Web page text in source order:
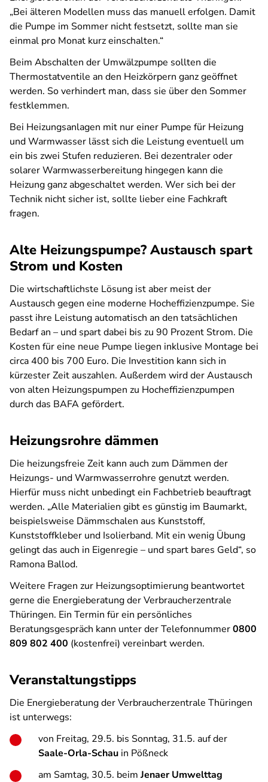
„Bei älteren Modellen muss das manuell erfolgen. Damit
die Pumpe im Sommer nicht festsetzt, sollte man sie
einmal pro Monat kurz einschalten.“
Beim Abschalten der Umwälzpumpe sollten die
Thermostatventile an den Heizkörpern ganz geöffnet
werden. So verhindert man, dass sie über den Sommer
festklemmen.
Bei Heizungsanlagen mit nur einer Pumpe für Heizung
und Warmwasser lässt sich die Leistung eventuell um
ein bis zwei Stufen reduzieren. Bei dezentraler oder
solarer Warmwasserbereitung hingegen kann die
Heizung ganz abgeschaltet werden. Wer sich bei der
Technik nicht sicher ist, sollte lieber eine Fachkraft
fragen.
Alte Heizungspumpe? Austausch spart
Strom und Kosten
Die wirtschaftlichste Lösung ist aber meist der
Austausch gegen eine moderne Hocheffizienzpumpe. Sie
passt ihre Leistung automatisch an den tatsächlichen
Bedarf an – und spart dabei bis zu 90 Prozent Strom. Die
Kosten für eine neue Pumpe liegen inklusive Montage bei
circa 400 bis 700 Euro. Die Investition kann sich in
kürzester Zeit auszahlen. Außerdem wird der Austausch
von alten Heizungspumpen zu Hocheffizienzpumpen
durch das BAFA gefördert.
Heizungsrohre dämmen
Die heizungsfreie Zeit kann auch zum Dämmen der
Heizungs- und Warmwasserrohre genutzt werden.
Hierfür muss nicht unbedingt ein Fachbetrieb beauftragt
werden. „Alle Materialien gibt es günstig im Baumarkt,
beispielsweise Dämmschalen aus Kunststoff,
Kunststoffkleber und Isolierband. Mit ein wenig Übung
gelingt das auch in Eigenregie – und spart bares Geld“, so
Ramona Ballod.
Weitere Fragen zur Heizungsoptimierung beantwortet
gerne die Energieberatung der Verbraucherzentrale
Thüringen. Ein Termin für ein persönliches
Beratungsgespräch kann unter der Telefonnummer0800
809 802 400 (kostenfrei) vereinbart werden.
Veranstaltungstipps
Die Energieberatung der Verbraucherzentrale Thüringen
ist unterwegs:
von Freitag, 29.5. bis Sonntag, 31.5. auf der
Saale-Orla-Schau in Pößneck
am Samtag, 30.5. beim Jenaer Umwelttag